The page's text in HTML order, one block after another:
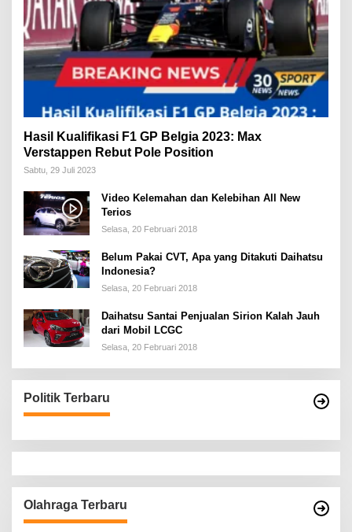
Hasil Kualifikasi F1 GP Belgia 2023: Max
Verstappen Rebut Pole Position
Sabtu, 29 Juli 2023
Video Kelemahan dan Kelebihan All New
Terios
Selasa, 20 Februari 2018
Belum Pakai CVT, Apa yang Ditakuti Daihatsu
Indonesia?
Selasa, 20 Februari 2018
Daihatsu Santai Penjualan Sirion Kalah Jauh
dari Mobil LCGC
Selasa, 20 Februari 2018
Politik Terbaru
Olahraga Terbaru